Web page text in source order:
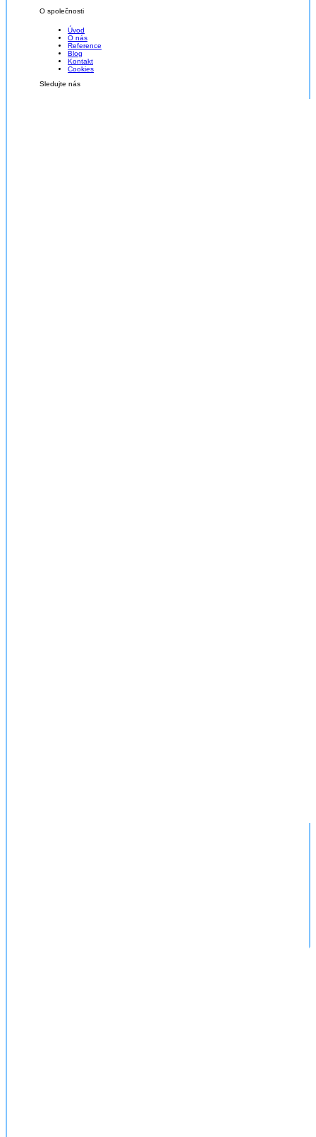
O společnosti
Úvod
O nás
Reference
Blog
Kontakt
Cookies
Sledujte nás